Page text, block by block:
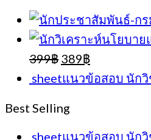
399฿ Original
was:
389฿Current
price
is:
sheetแนวข้อสอบ นัก
Best Selling
sheetแนวข้อสอบ นัก